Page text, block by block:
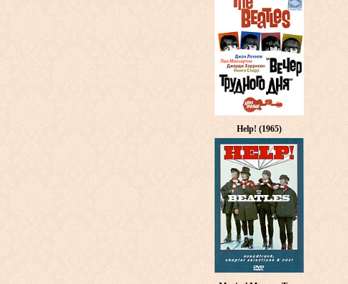
Help! (1965)